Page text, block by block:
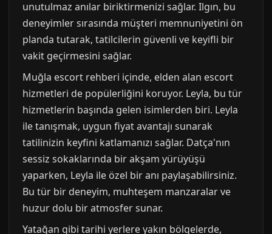
unutulmaz anılar biriktirmenizi sağlar. Ilgın, bu
deneyimler sırasında müşteri memnuniyetini ön
planda tutarak, tatilcilerin güvenli ve keyifli bir
vakit geçirmesini sağlar.
Muğla escort rehberi içinde, elden alan escort
hizmetleri de popülerliğini koruyor. Leyla, bu tür
hizmetlerin başında gelen isimlerden biri. Leyla
ile tanışmak, uygun fiyat avantajı sunarak
tatilinizin keyfini katlamanızı sağlar. Datça'nın
sessiz sokaklarında bir akşam yürüyüşü
yaparken, Leyla ile özel bir anı paylaşabilirsiniz.
Bu tür bir deneyim, muhteşem manzaralar ve
huzur dolu bir atmosfer sunar.
Yatağan gibi tarihi yerlere yakın bölgelerde,